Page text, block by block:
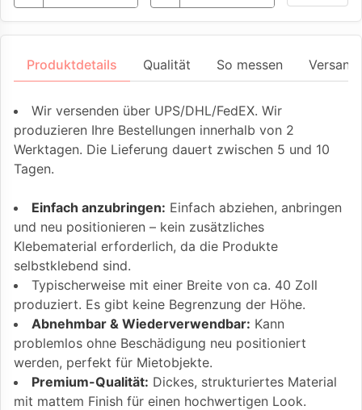
Produktdetails Qualität So messen
Wir versenden über UPS/DHL/FedEX. Wir
produzieren Ihre Bestellungen innerhalb von 2
Werktagen. Die Lieferung dauert zwischen 5 und 10
Tagen.
Einfach anzubringen: Einfach abziehen, anbringen
und neu positionieren – kein zusätzliches
Klebematerial erforderlich, da die Produkte
selbstklebend sind.
Typischerweise mit einer Breite von ca. 40 Zoll
produziert. Es gibt keine Begrenzung der Höhe.
Abnehmbar & Wiederverwendbar: Kann
problemlos ohne Beschädigung neu positioniert
werden, perfekt für Mietobjekte.
Premium-Qualität: Dickes, strukturiertes Material
mit mattem Finish für einen hochwertigen Look.